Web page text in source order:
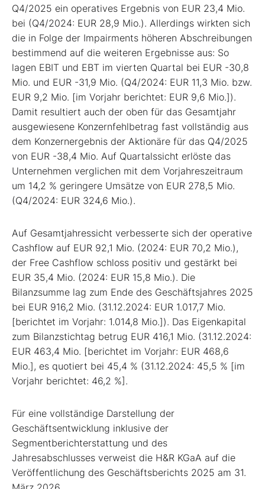
Q4/2025 ein operatives Ergebnis von EUR 23,4 Mio.
bei (Q4/2024: EUR 28,9 Mio.). Allerdings wirkten sich
die in Folge der Impairments höheren Abschreibungen
bestimmend auf die weiteren Ergebnisse aus: So
lagen EBIT und EBT im vierten Quartal bei EUR -30,8
Mio. und EUR -31,9 Mio. (Q4/2024: EUR 11,3 Mio. bzw.
EUR 9,2 Mio. [im Vorjahr berichtet: EUR 9,6 Mio.]).
Damit resultiert auch der oben für das Gesamtjahr
ausgewiesene Konzernfehlbetrag fast vollständig aus
dem Konzernergebnis der Aktionäre für das Q4/2025
von EUR -38,4 Mio. Auf Quartalssicht erlöste das
Unternehmen verglichen mit dem Vorjahreszeitraum
um 14,2 % geringere Umsätze von EUR 278,5 Mio.
(Q4/2024: EUR 324,6 Mio.).
Auf Gesamtjahressicht verbesserte sich der operative
Cashflow auf EUR 92,1 Mio. (2024: EUR 70,2 Mio.),
der Free Cashflow schloss positiv und gestärkt bei
EUR 35,4 Mio. (2024: EUR 15,8 Mio.). Die
Bilanzsumme lag zum Ende des Geschäftsjahres 2025
bei EUR 916,2 Mio. (31.12.2024: EUR 1.017,7 Mio.
[berichtet im Vorjahr: 1.014,8 Mio.]). Das Eigenkapital
zum Bilanzstichtag betrug EUR 416,1 Mio. (31.12.2024:
EUR 463,4 Mio. [berichtet im Vorjahr: EUR 468,6
Mio.], es quotiert bei 45,4 % (31.12.2024: 45,5 % [im
Vorjahr berichtet: 46,2 %].
Für eine vollständige Darstellung der
Geschäftsentwicklung inklusive der
Segmentberichterstattung und des
Jahresabschlusses verweist die H&R KGaA auf die
Veröffentlichung des Geschäftsberichts 2025 am 31.